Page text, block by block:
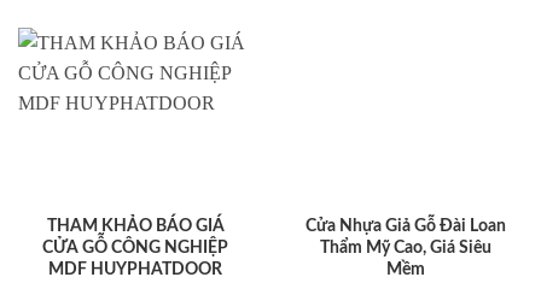
THAM KHẢO BÁO GIÁ
CỬA GỖ CÔNG NGHIỆP
MDF HUYPHATDOOR
Cửa Nhựa Giả Gỗ Đài Loan
Thẩm Mỹ Cao, Giá Siêu
Mềm